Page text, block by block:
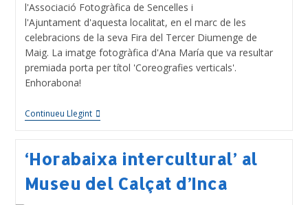
l'Associació Fotogràfica de Sencelles i
l'Ajuntament d'aquesta localitat, en el marc de les
celebracions de la seva Fira del Tercer Diumenge de
Maig. La imatge fotogràfica d'Ana María que va resultar
premiada porta per títol 'Coreografies verticals'.
Enhorabona!
Continueu Llegint
‘Horabaixa intercultural’ al
Museu del Calçat d’Inca